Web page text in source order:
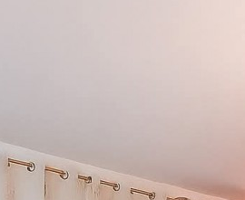
במסרונים ובשיחת
ופרסומת
יישמרו במאגריה
פעילותיה,
ומחקר סטטיסטי.למדיניות הפרטיות של החברה.